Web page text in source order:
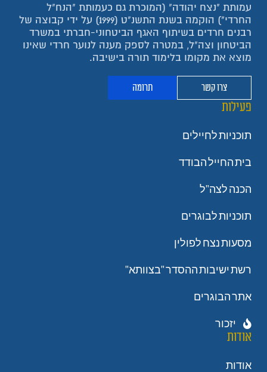
עמותת "נצח יהודה" (המוכרת גם כעמותת "הנח"ל
החרדי") הוקמה בשנת התשנ"ט (1999) על ידי קבוצה של
רבנים חרדים בשיתוף האגף הביטחוני-חברתי במשרד
הביטחון וצה"ל, במטרה לספק מענה לנוער חרדי שאינו
מוצא את מקומו בלימוד תורה בישיבה.
צרו קשר תרומה
פעילות
תוכניות לחיילים
בית החייל הבודד
הכנה לצה"ל
תוכניות לבוגרים
מסעות נצח לפולין
רשת ישיבות ההסדר "בצוותא"
אתר הבוגרים
יזכור
אודות
אודות